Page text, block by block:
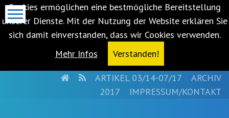
Cookies ermöglichen eine bestmögliche Bereitstellung
unserer Dienste. Mit der Nutzung der Website erklären Sie
sich damit einverstanden, dass wir Cookies verwenden.
Mehr Infos
Verstanden!
HOMERSSARTIKEL 03/14-07/17
ARCHIV
2017
IMPRESSUM/KONTAKT